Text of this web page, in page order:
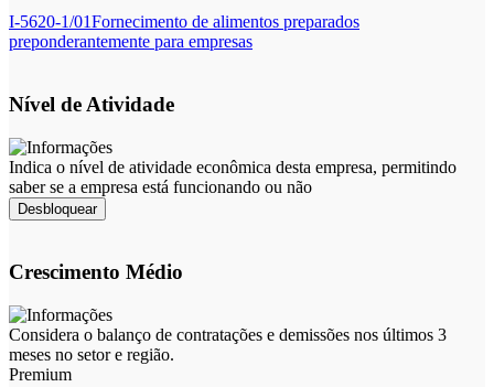
I-5620-1/01Fornecimento de alimentos preparados
preponderantemente para empresas
Nível de Atividade
Indica o nível de atividade econômica desta empresa, permitindo
saber se a empresa está funcionando ou não
Desbloquear
Crescimento Médio
Considera o balanço de contratações e demissões nos últimos 3
meses no setor e região.
Premium